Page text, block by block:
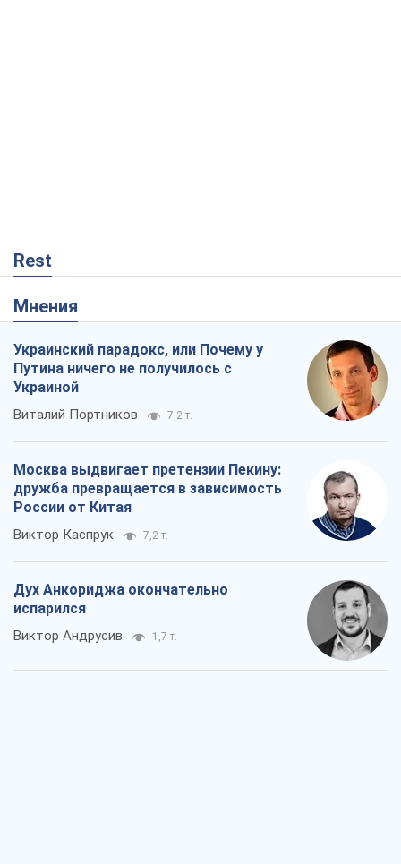
Rest
Мнения
Украинский парадокс, или Почему у
Путина ничего не получилось с
Украиной
Виталий Портников 7,2 т.
Москва выдвигает претензии Пекину:
дружба превращается в зависимость
России от Китая
Виктор Каспрук 7,2 т.
Дух Анкориджа окончательно
испарился
Виктор Андрусив 1,7 т.